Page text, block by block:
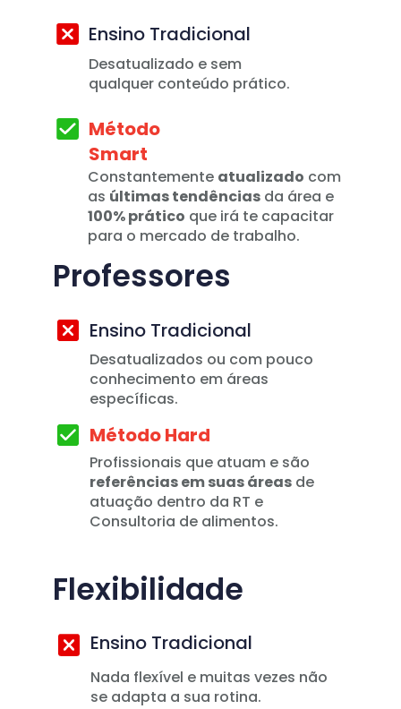
Ensino Tradicional
Método
Smart
Ensino Tradicional
Método Hard
Ensino Tradicional
Constantemente atualizado com
as últimas tendências
da área e
100% prático que irá te capacitar
para o mercado de trabalho.
Desatualizado e sem
qualquer conteúdo prático.
referências em suas áreas de
atuação dentro da RT e
Consultoria de alimentos.
Desatualizados ou com pouco
conhecimento em áreas
específicas.
Professores
Nada flexível e muitas vezes não
se adapta a sua rotina.
Flexibilidade